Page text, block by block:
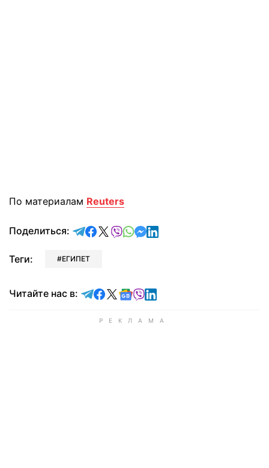
По материалам Reuters
Поделиться: отправить в Telegram
поделиться в Facebook
поделиться в X
отправить в Viber
отправить в Whatsapp
отправить в Messenger
отправить в LinkedIn
Теги: ЕГИПЕТ
Читайте нас в: Читайте в Telegram
Читайте в Facebook
Читайте в X
Читайте в Google news
Читайте в Viber
Читайте в LinkedIn